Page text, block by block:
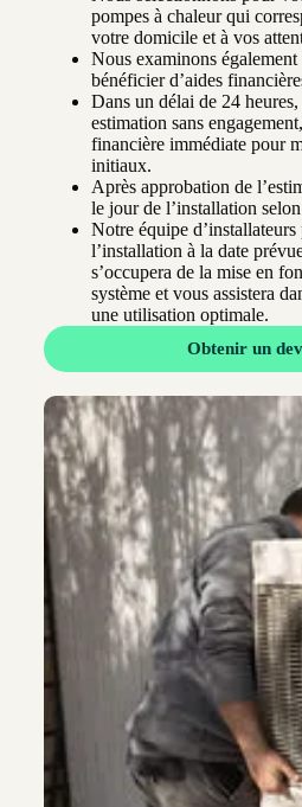
pompes à chaleur qui
votre domicile et à vos
Nous examinons
bénéficier d’aides
Dans un délai de 24
estimation sans
financière immédiate pour
initiaux.
Après approbation de
le jour de l’installation
Notre équipe
l’installation à la date
s’occupera de la mise en
système et vous assistera
une utilisation optimale.
Obtenir un